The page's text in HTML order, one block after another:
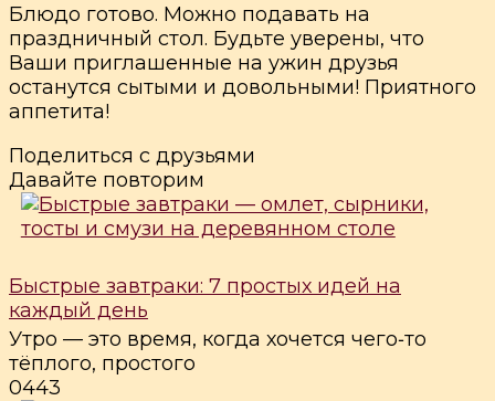
Блюдо готово. Можно подавать на
праздничный стол. Будьте уверены, что
Ваши приглашенные на ужин друзья
останутся сытыми и довольными! Приятного
аппетита!
Поделиться с друзьями
Давайте повторим
Быстрые завтраки: 7 простых идей на
каждый день
Утро — это время, когда хочется чего‑то
тёплого, простого
0443